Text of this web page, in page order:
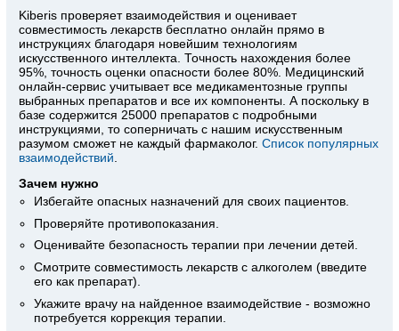
Kiberis проверяет взаимодействия и оценивает
совместимость лекарств бесплатно онлайн прямо в
инструкциях благодаря новейшим технологиям
искусственного интеллекта. Точность нахождения более
95%, точность оценки опасности более 80%. Медицинский
онлайн-сервис учитывает все медикаментозные группы
выбранных препаратов и все их компоненты. А поскольку в
базе содержится 25000 препаратов с подробными
инструкциями, то соперничать с нашим искусственным
разумом сможет не каждый фармаколог.Список популярных
взаимодействий
Зачем нужно
Избегайте опасных назначений для своих пациентов.
Проверяйте противопоказания.
Оценивайте безопасность терапии при лечении детей.
Смотрите совместимость лекарств с алкоголем (введите
его как препарат).
Укажите врачу на найденное взаимодействие - возможно
потребуется коррекция терапии.